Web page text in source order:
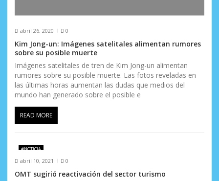
abril 26, 2020 0
Kim Jong-un: Imágenes satelitales alimentan rumores
sobre su posible muerte
Imágenes satelitales de tren de Kim Jong-un alimentan
rumores sobre su posible muerte. Las fotos reveladas en
las últimas horas aumentan las dudas que medios del
mundo han generado sobre el posible e
READ MORE
#NOTICIA
abril 10, 2021 0
OMT sugirió reactivación del sector turismo